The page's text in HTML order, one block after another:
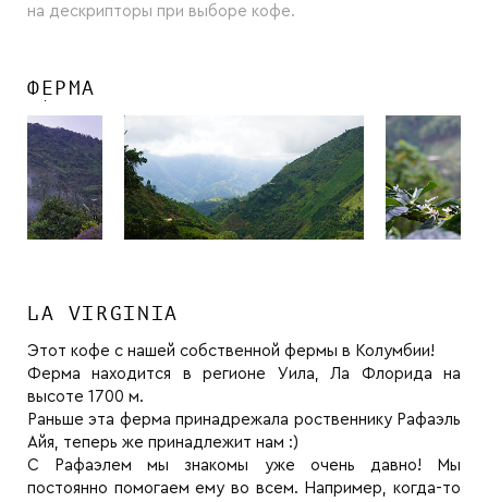
на дескрипторы при выборе кофе.
ФЕРМА
LA VIRGINIA
Этот кофе с нашей собственной фермы в Колумбии!
Ферма находится в регионе Уила, Ла Флорида на
высоте 1700 м.
Раньше эта ферма принадрежала роственнику Рафаэль
Айя, теперь же принадлежит нам :)
С Рафаэлем мы знакомы уже очень давно! Мы
постоянно помогаем ему во всем. Например, когда-то